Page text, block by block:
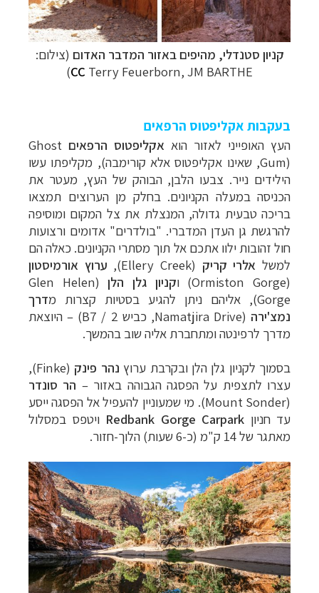
קניון סטנדלי, מהיפים באזור המדבר האדום (צילום:
CC Terry Feuerborn, JM BARTHE
)
בעקבות אקליפטוס הרפאים
העץ האופייני לאזור הוא אקליפטוס הרפאים Ghost
Gum), שאינו אקליפטוס אלא קורימבה), מקליפתו עשו
הילידים נייר. צבעו הלבן, הבוהק של העץ, מעטר את
הכניסה במעלה הקניונים. בחלק מן הערוצים תמצאו
בריכה טבעית גדולה, המנצלת את צל המקום ומוסיפה
להרגשת גן העדן המדברי. "בולדרים" אדומים ורצועות
חול זהובות ילוו אתכם אל תוך מסתרי הקניונים. כאלה הם
למשל אלרי קריק (
Ellery Creek
), ערוץ אורמיסטון
(
Ormiston Gorge) וקניון גלן הלן (
Glen Helen
Gorge), אליהם ניתן להגיע בסטיות קצרות מדרך
נמצ'ירה (
Namatjira Drive, כביש 2 / B7) –היוצאת
מדרך לרפינטה ומתחברת אליה שוב בהמשך.
בסמוך לקניון גלן הלן ובקרבת ערוץ נהר פינק (
Finke
),
עצרו לתצפית על הפסגה הגבוהה באזור – הר סונדר
(
Mount Sonder). מי שמעוניין להעפיל אל הפסגה ייסע
עד חניון Redbank Gorge Carpark ויטפס במסלול
מאתגר של 14 ק"מ (כ-6 שעות) הלוך-חזור.